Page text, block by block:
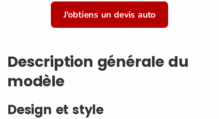
J'obtiens un devis auto
Description générale du
modèle
Design et style